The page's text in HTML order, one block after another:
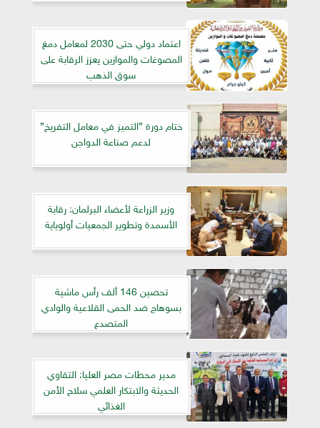
اعتماد دولي حتى 2030 لمعامل دمغ
المصوغات والموازين يعزز الرقابة على
سوق الذهب
ختام دورة ”التميز في معامل التفريخ”
لدعم صناعة الدواجن
وزير الزراعة لأعضاء البرلمان: رقابة
الأسمدة وتطوير الجمعيات أولوياية
تحصين 146 ألف رأس ماشية
بسوهاج ضد الحمى القلاعية والوادي
المتصدع
مدير محطات مصر العليا: التقاوي
الحديثة والابتكار العلمي سلاح الأمن
الغذائي